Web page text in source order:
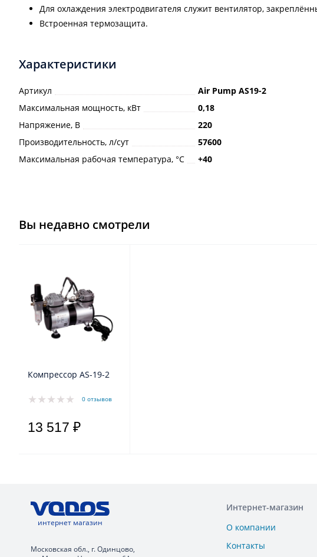
Для охлаждения электродвигателя служит вентилятор,
Встроенная термозащита.
Характеристики
Артикул
Air Pump АS19-2
Максимальная мощность, кВт
0,18
Напряжение, В
220
Производительность, л/сут
57600
Максимальная рабочая температура, °С
+40
Вы недавно смотрели
Компрессор AS-19-2
0 отзывов
13 517 ₽
интернет магазин
Московская обл., г. Одинцово,
Интернет-магазин
О компании
Контакты